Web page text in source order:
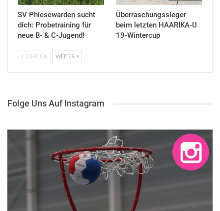
SV Phiesewarden sucht
dich: Probetraining für
neue B- & C-Jugend!
Überraschungssieger
beim letzten HAARIKA-U
19-Wintercup
ZURÜCK WEITER
Folge Uns Auf Instagram